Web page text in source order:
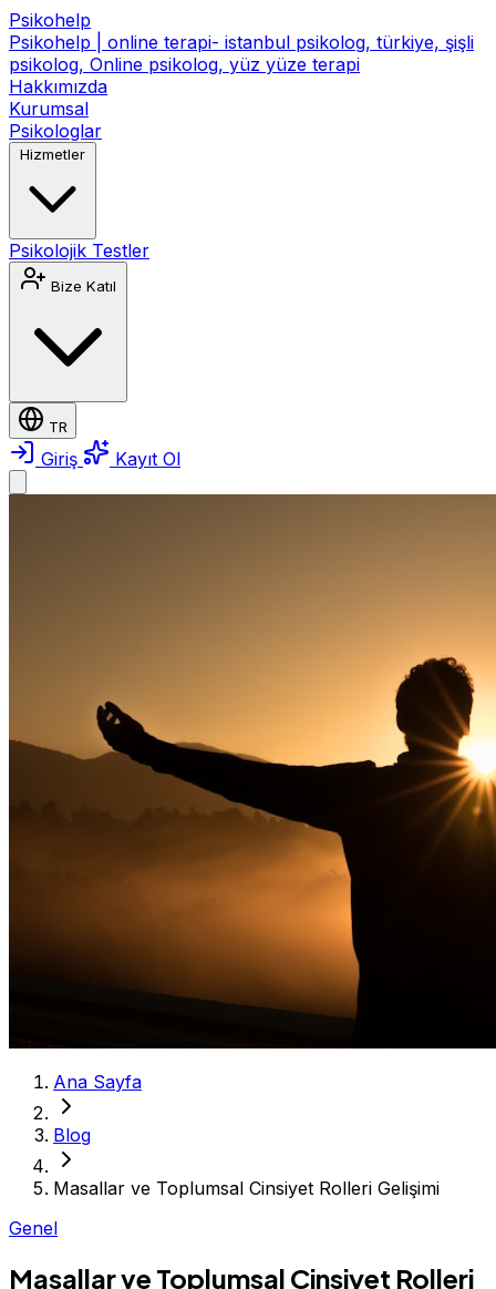
Psikohelp
Psikohelp | online terapi- istanbul psikolog, türkiye, şişli
psikolog, Online psikolog, yüz yüze terapi
Hakkımızda
Kurumsal
Psikologlar
Hizmetler
Psikolojik Testler
Bize Katıl
TR
Giriş Kayıt Ol
Ana Sayfa
Blog
Masallar ve Toplumsal Cinsiyet Rolleri Gelişimi
Genel
Masallar ve Toplumsal Cinsiyet Rolleri